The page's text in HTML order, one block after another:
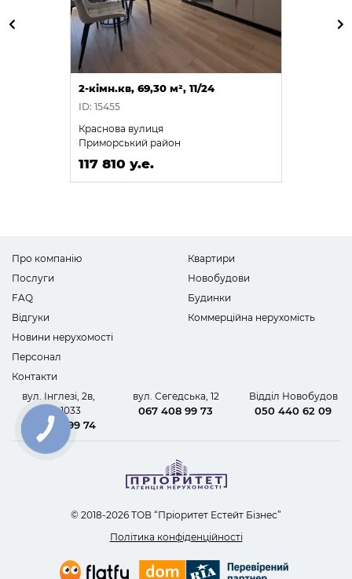
2-кімн.кв, 69,30 м², 11/24
ID: 15455
Краснова вулиця
Приморський район
117 810 у.е.
Про компанію
Послуги
FAQ
Відгуки
Новини нерухомості
Персонал
Контакти
Квартири
Новобудови
Будинки
Коммерційна нерухомість
вул. Інглезі, 2в,
офіс 1033
067 408 99 74
вул. Сегедська, 12
067 408 99 73
Відділ Новобудов
050 440 62 09
© 2018-2026 ТОВ “Пріоритет Естейт Бізнес”
Політика конфіденційності
КНОПКА
ЗВ'ЯЗКУ